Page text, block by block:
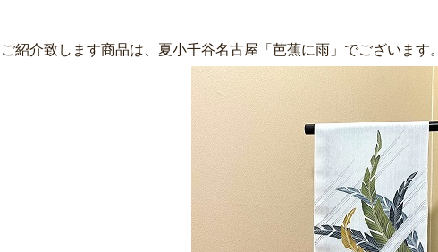
紹介致します商品は、夏小千谷名古屋「芭蕉に雨」でございます。